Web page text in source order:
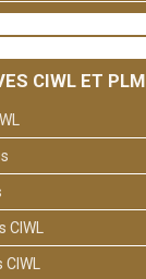
CIWL ET PLM